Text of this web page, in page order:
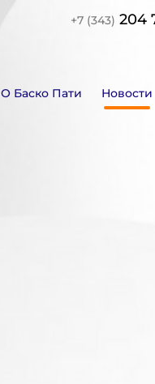
+7 (343) 204
О Баско Пати Новости